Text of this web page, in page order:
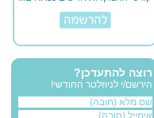
רוצה להתעדכן?
הירשם/י לניוזלטר החודשי!